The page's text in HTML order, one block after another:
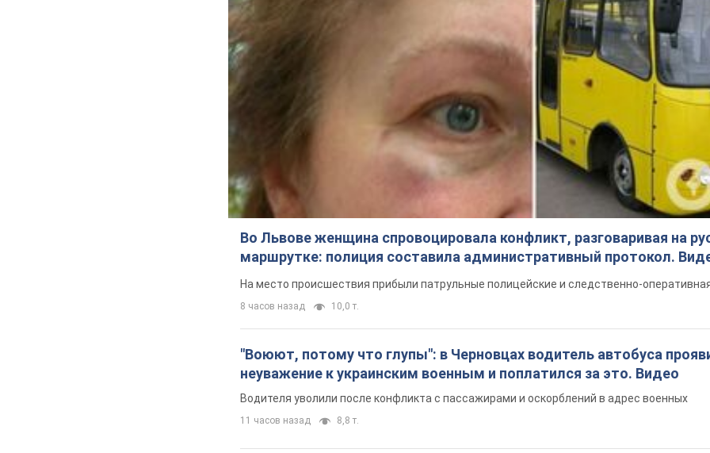
Во Львове женщина спровоцировала конфликт, разговаривая на
маршрутке: полиция составила административный протокол.
На место происшествия прибыли патрульные полицейские и следственно-
8 часов назад 10,0 т.
"Воюют, потому что глупы": в Черновцах водитель автобуса
неуважение к украинским военным и поплатился за это. Видео
Водителя уволили после конфликта с пассажирами и оскорблений в адрес военных
11 часов назад 8,8 т.